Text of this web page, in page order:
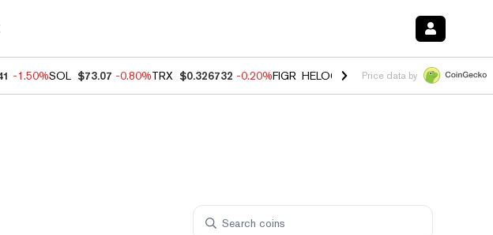
-1.50%SOL $73.07 -0.80%TRX $0.326732 -0.20%FIGR_HELOC $1.017 0.00%HYPE $56.16
Price data by